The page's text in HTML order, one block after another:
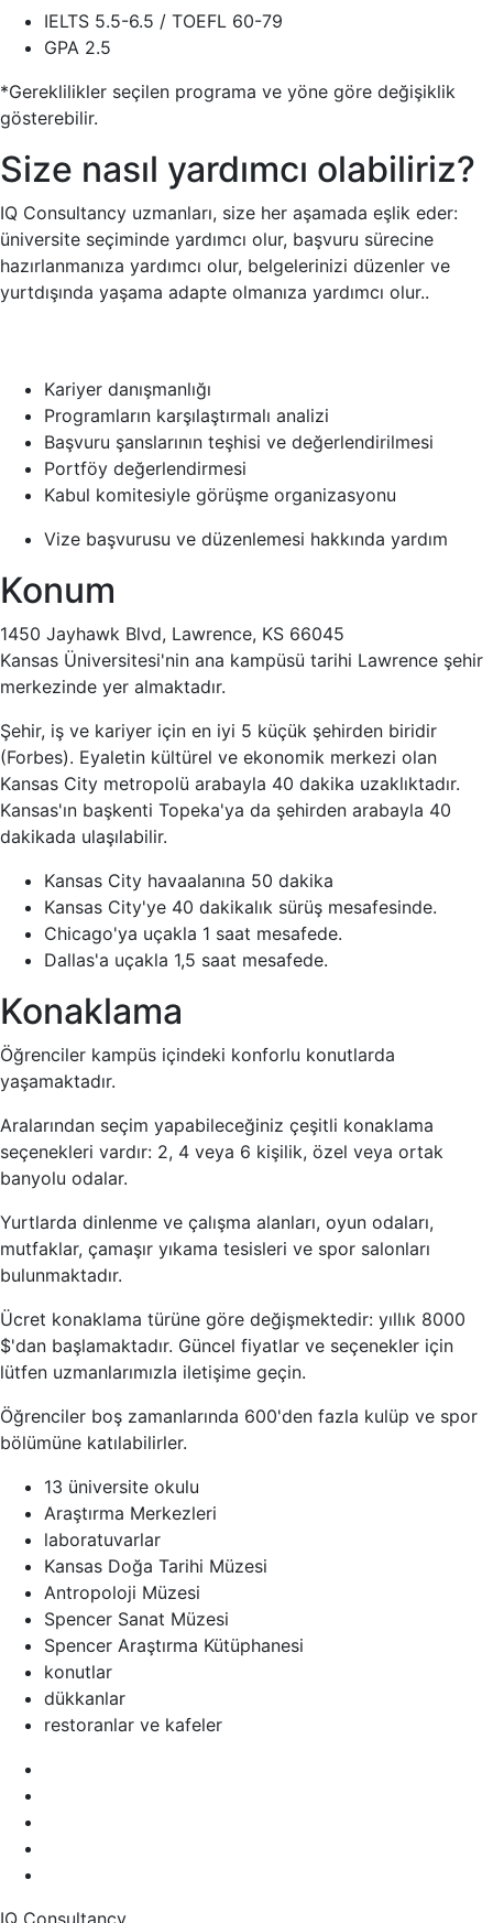
IELTS 5.5-6.5 / TOEFL 60-79
GPA 2.5
*Gereklilikler seçilen programa ve yöne göre değişiklik
gösterebilir.
Size nasıl yardımcı olabiliriz?
IQ Consultancy uzmanları, size her aşamada eşlik eder:
üniversite seçiminde yardımcı olur, başvuru sürecine
hazırlanmanıza yardımcı olur, belgelerinizi düzenler ve
yurtdışında yaşama adapte olmanıza yardımcı olur..
Kariyer danışmanlığı
Programların karşılaştırmalı analizi
Başvuru şanslarının teşhisi ve değerlendirilmesi
Portföy değerlendirmesi
Kabul komitesiyle görüşme organizasyonu
Vize başvurusu ve düzenlemesi hakkında yardım
Konum
1450 Jayhawk Blvd, Lawrence, KS 66045
Kansas Üniversitesi'nin ana kampüsü tarihi Lawrence şehir
merkezinde yer almaktadır.
Şehir, iş ve kariyer için en iyi 5 küçük şehirden biridir
(Forbes). Eyaletin kültürel ve ekonomik merkezi olan
Kansas City metropolü arabayla 40 dakika uzaklıktadır.
Kansas'ın başkenti Topeka'ya da şehirden arabayla 40
dakikada ulaşılabilir.
Kansas City havaalanına 50 dakika
Kansas City'ye 40 dakikalık sürüş mesafesinde.
Chicago'ya uçakla 1 saat mesafede.
Dallas'a uçakla 1,5 saat mesafede.
Konaklama
Öğrenciler kampüs içindeki konforlu konutlarda
yaşamaktadır.
Aralarından seçim yapabileceğiniz çeşitli konaklama
seçenekleri vardır: 2, 4 veya 6 kişilik, özel veya ortak
banyolu odalar.
Yurtlarda dinlenme ve çalışma alanları, oyun odaları,
mutfaklar, çamaşır yıkama tesisleri ve spor salonları
bulunmaktadır.
Ücret konaklama türüne göre değişmektedir: yıllık 8000
$'dan başlamaktadır. Güncel fiyatlar ve seçenekler için
lütfen uzmanlarımızla iletişime geçin.
Öğrenciler boş zamanlarında 600'den fazla kulüp ve spor
bölümüne katılabilirler.
13 üniversite okulu
Araştırma Merkezleri
laboratuvarlar
Kansas Doğa Tarihi Müzesi
Antropoloji Müzesi
Spencer Sanat Müzesi
Spencer Araştırma Kütüphanesi
konutlar
dükkanlar
restoranlar ve kafeler
IQ Consultancy